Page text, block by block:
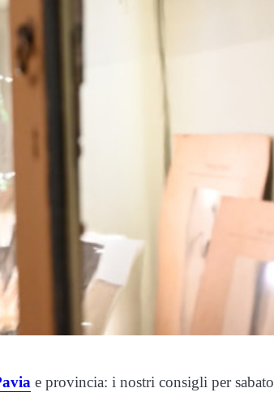
e provincia: i nostri consigli per sabato